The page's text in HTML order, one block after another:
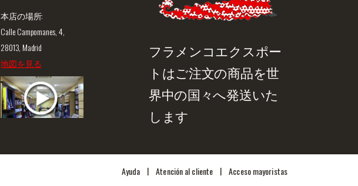
本店の場所:
Calle Campomanes, 4,
28013, Madrid
地図を見る
フラメンコエクスポー
トはご注文の商品を世
界中の国々へ発送いた
します
Ayuda | Atención al cliente | Acceso mayoristas